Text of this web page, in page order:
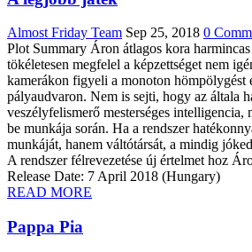
Almost Friday Team Sep 25, 2018 0
Plot Summary Áron átlagos kora
tökéletesen megfelel a képzettséget nem
kamerákon figyeli a monoton hömpölygést
pályaudvaron. Nem is sejti, hogy az általa
veszélyfelismerő mesterséges intelligencia,
be munkája során. Ha a rendszer
munkáját, hanem váltótársát, a mindig
A rendszer félrevezetése új értelmet hoz
Release Date: 7 April 2018 (Hungary)
READ MORE
Pappa Pia